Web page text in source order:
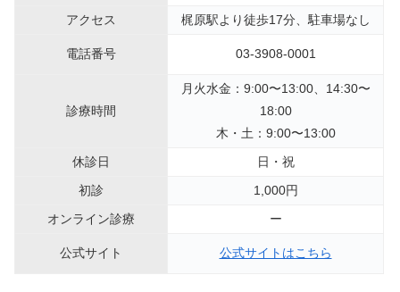
アクセス
梶原駅より徒歩17分、駐車場なし
電話番号 03-3908-0001
診療時間
月火水金：9:00〜13:00、14:30〜
18:00
木・土：9:00〜13:00
休診日
日・祝
初診
1,000円
オンライン診療
ー
公式サイト 公式サイトはこちら